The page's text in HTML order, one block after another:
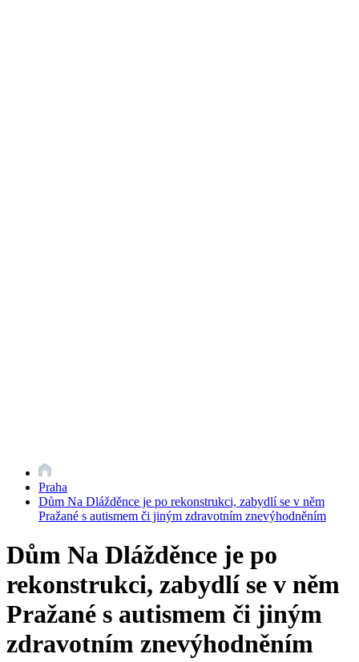
Praha
Dům Na Dlážděnce je po rekonstrukci, zabydlí se v něm
Pražané s autismem či jiným zdravotním znevýhodněním
Dům Na Dlážděnce je po
rekonstrukci, zabydlí se v něm
Pražané s autismem či jiným
zdravotním znevýhodněním